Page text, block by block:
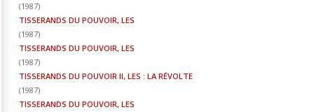
(1987)
TISSERANDS DU POUVOIR, LES
(1987)
TISSERANDS DU POUVOIR, LES
(1987)
TISSERANDS DU POUVOIR II, LES : LA RÉVOLTE
(1987)
TISSERANDS DU POUVOIR, LES